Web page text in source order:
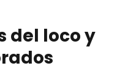
del loco y